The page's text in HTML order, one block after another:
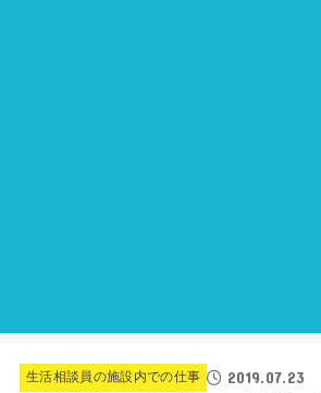
生活相談員の施設内での仕事 2019.07.23